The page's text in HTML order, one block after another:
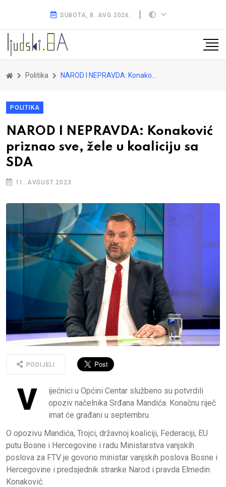
SUBOTA, 8. AVG 2026.
Politika NAROD I NEPRAVDA: Konaković priznao sve, žele u koaliciju sa SDA
POLITIKA
NAROD I NEPRAVDA: Konaković
priznao sve, žele u koaliciju sa
SDA
11. AVGUST 2023.
PODIJELI
V
ijećnici u Općini Centar službeno su potvrdili
opoziv načelnika Srđana Mandića. Konačnu riječ
imat će građani u septembru.
O opozivu Mandića, Trojci, državnoj koaliciji, Federaciji, EU
putu Bosne i Hercegovine i radu Ministarstva vanjskih
poslova za FTV je govorio ministar vanjskih poslova Bosne i
Hercegovine i predsjednik stranke Narod i pravda Elmedin
Konaković.